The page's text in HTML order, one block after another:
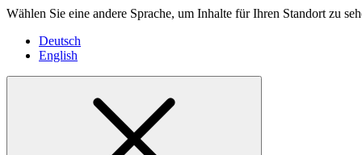
Wählen Sie eine andere Sprache, um Inhalte für Ihren Standort zu
Deutsch
English